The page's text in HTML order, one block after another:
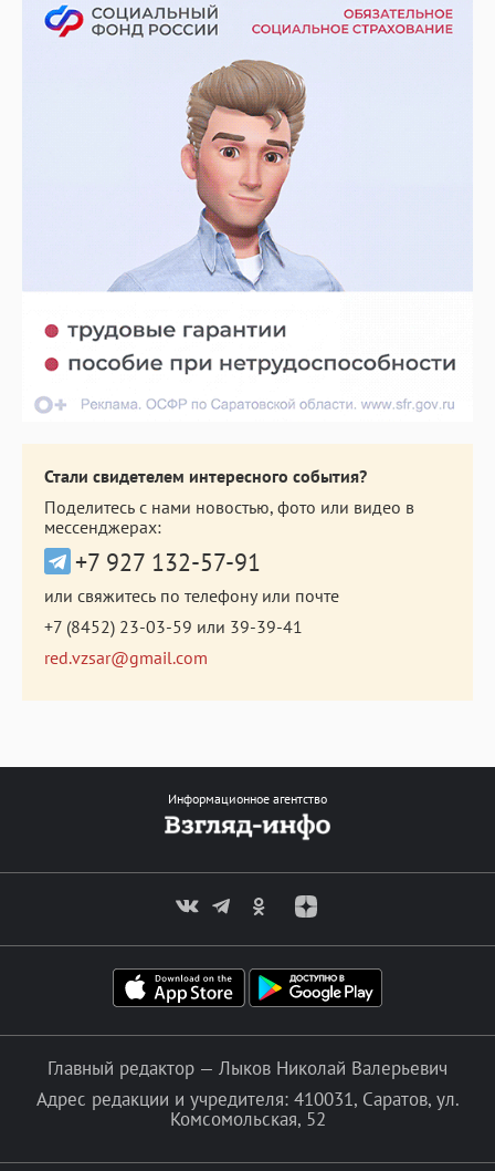
Стали свидетелем интересного события?
Поделитесь с нами новостью, фото или видео в
мессенджерах:
+7 927 132-57-91
или свяжитесь по телефону или почте
+7 (8452) 23-03-59 или 39-39-41
red.vzsar@gmail.com
Информационное агентство
Главный редактор — Лыков Николай Валерьевич
Адрес редакции и учредителя: 410031, Саратов, ул.
Комсомольская, 52